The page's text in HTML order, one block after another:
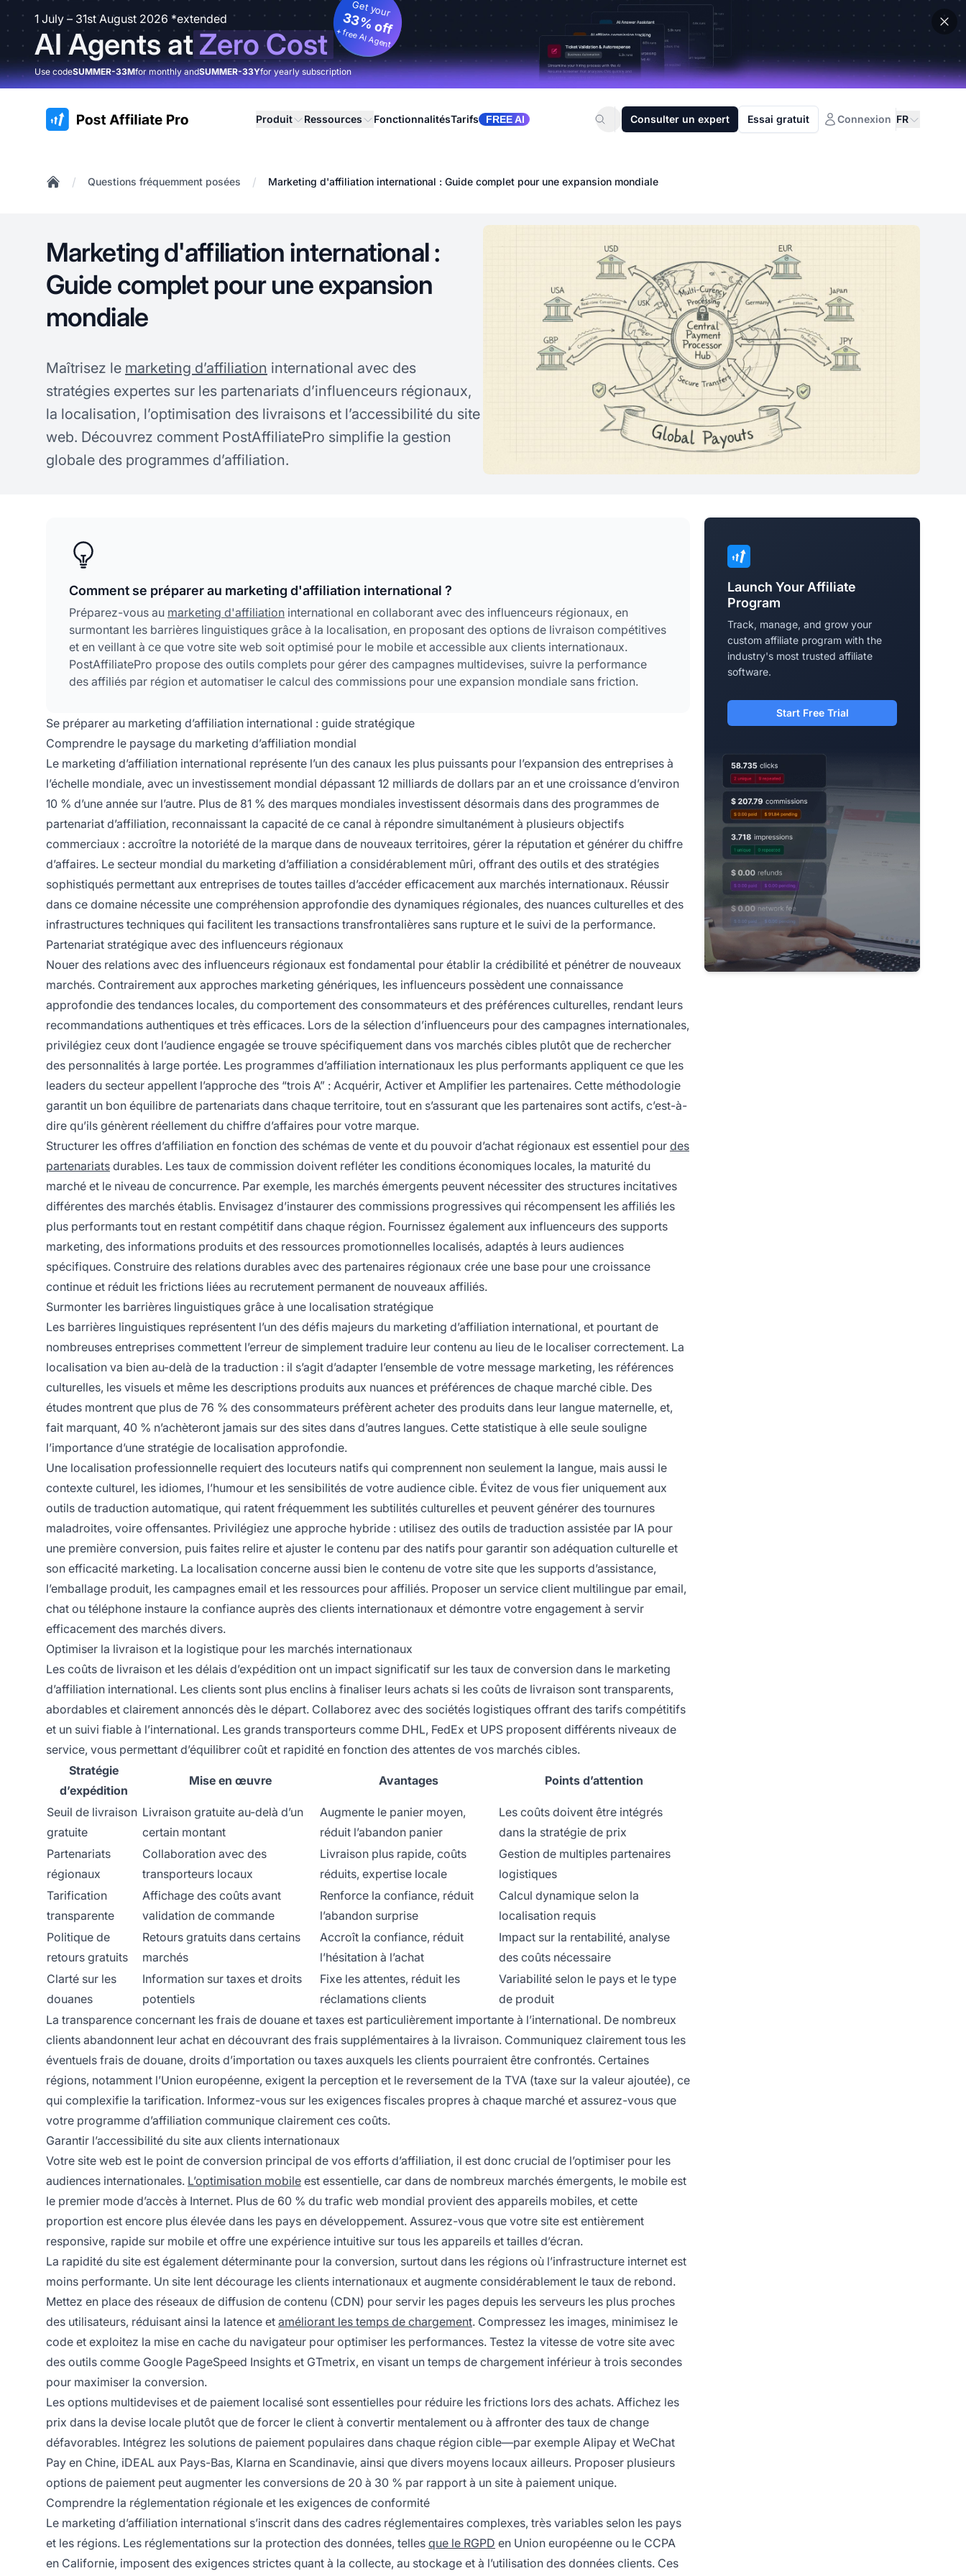
1 July – 31st August 2026 *extended
AI Agents atZero Cost
Get your
33% off
+ free AI Agent
Use codeSUMMER-33Mfor monthly andSUMMER-33Yfor yearly subscription
:site.title Produit Ressources FonctionnalitésTarifs FREE AI Consulter un expert Essai gratuit Connexion FR
/ Questions fréquemment posées / Marketing d'affiliation international : Guide complet pour une expansion mondiale
Marketing d'affiliation international :
Guide complet pour une expansion
mondiale
Maîtrisez le marketing d’affiliation international avec des
stratégies expertes sur les partenariats d’influenceurs régionaux,
la localisation, l’optimisation des livraisons et l’accessibilité du site
web. Découvrez comment PostAffiliatePro simplifie la gestion
globale des programmes d’affiliation.
Comment se préparer au marketing d'affiliation international ?
Préparez-vous au marketing d'affiliation international en collaborant avec des influenceurs régionaux, en
surmontant les barrières linguistiques grâce à la localisation, en proposant des options de livraison compétitives
et en veillant à ce que votre site web soit optimisé pour le mobile et accessible aux clients internationaux.
PostAffiliatePro propose des outils complets pour gérer des campagnes multidevises, suivre la performance
des affiliés par région et automatiser le calcul des commissions pour une expansion mondiale sans friction.
Se préparer au marketing d’affiliation international : guide stratégique
Comprendre le paysage du marketing d’affiliation mondial
Le marketing d’affiliation international représente l’un des canaux les plus puissants pour l’expansion des entreprises à
l’échelle mondiale, avec un investissement mondial dépassant 12 milliards de dollars par an et une croissance d’environ
10 % d’une année sur l’autre. Plus de 81 % des marques mondiales investissent désormais dans des programmes de
partenariat d’affiliation, reconnaissant la capacité de ce canal à répondre simultanément à plusieurs objectifs
commerciaux : accroître la notoriété de la marque dans de nouveaux territoires, gérer la réputation et générer du chiffre
d’affaires. Le secteur mondial du marketing d’affiliation a considérablement mûri, offrant des outils et des stratégies
sophistiqués permettant aux entreprises de toutes tailles d’accéder efficacement aux marchés internationaux. Réussir
dans ce domaine nécessite une compréhension approfondie des dynamiques régionales, des nuances culturelles et des
infrastructures techniques qui facilitent les transactions transfrontalières sans rupture et le suivi de la performance.
Partenariat stratégique avec des influenceurs régionaux
Nouer des relations avec des influenceurs régionaux est fondamental pour établir la crédibilité et pénétrer de nouveaux
marchés. Contrairement aux approches marketing génériques, les influenceurs possèdent une connaissance
approfondie des tendances locales, du comportement des consommateurs et des préférences culturelles, rendant leurs
recommandations authentiques et très efficaces. Lors de la sélection d’influenceurs pour des campagnes internationales,
privilégiez ceux dont l’audience engagée se trouve spécifiquement dans vos marchés cibles plutôt que de rechercher
des personnalités à large portée. Les programmes d’affiliation internationaux les plus performants appliquent ce que les
leaders du secteur appellent l’approche des “trois A” : Acquérir, Activer et Amplifier les partenaires. Cette méthodologie
garantit un bon équilibre de partenariats dans chaque territoire, tout en s’assurant que les partenaires sont actifs, c’est-à-
dire qu’ils génèrent réellement du chiffre d’affaires pour votre marque.
Structurer les offres d’affiliation en fonction des schémas de vente et du pouvoir d’achat régionaux est essentiel pour des
partenariats durables. Les taux de commission doivent refléter les conditions économiques locales, la maturité du
marché et le niveau de concurrence. Par exemple, les marchés émergents peuvent nécessiter des structures incitatives
différentes des marchés établis. Envisagez d’instaurer des commissions progressives qui récompensent les affiliés les
plus performants tout en restant compétitif dans chaque région. Fournissez également aux influenceurs des supports
marketing, des informations produits et des ressources promotionnelles localisés, adaptés à leurs audiences
spécifiques. Construire des relations durables avec des partenaires régionaux crée une base pour une croissance
continue et réduit les frictions liées au recrutement permanent de nouveaux affiliés.
Surmonter les barrières linguistiques grâce à une localisation stratégique
Les barrières linguistiques représentent l’un des défis majeurs du marketing d’affiliation international, et pourtant de
nombreuses entreprises commettent l’erreur de simplement traduire leur contenu au lieu de le localiser correctement. La
localisation va bien au-delà de la traduction : il s’agit d’adapter l’ensemble de votre message marketing, les références
culturelles, les visuels et même les descriptions produits aux nuances et préférences de chaque marché cible. Des
études montrent que plus de 76 % des consommateurs préfèrent acheter des produits dans leur langue maternelle, et,
fait marquant, 40 % n’achèteront jamais sur des sites dans d’autres langues. Cette statistique à elle seule souligne
l’importance d’une stratégie de localisation approfondie.
Une localisation professionnelle requiert des locuteurs natifs qui comprennent non seulement la langue, mais aussi le
contexte culturel, les idiomes, l’humour et les sensibilités de votre audience cible. Évitez de vous fier uniquement aux
outils de traduction automatique, qui ratent fréquemment les subtilités culturelles et peuvent générer des tournures
maladroites, voire offensantes. Privilégiez une approche hybride : utilisez des outils de traduction assistée par IA pour
une première conversion, puis faites relire et ajuster le contenu par des natifs pour garantir son adéquation culturelle et
son efficacité marketing. La localisation concerne aussi bien le contenu de votre site que les supports d’assistance,
l’emballage produit, les campagnes email et les ressources pour affiliés. Proposer un service client multilingue par email,
chat ou téléphone instaure la confiance auprès des clients internationaux et démontre votre engagement à servir
efficacement des marchés divers.
Optimiser la livraison et la logistique pour les marchés internationaux
Les coûts de livraison et les délais d’expédition ont un impact significatif sur les taux de conversion dans le marketing
d’affiliation international. Les clients sont plus enclins à finaliser leurs achats si les coûts de livraison sont transparents,
abordables et clairement annoncés dès le départ. Collaborez avec des sociétés logistiques offrant des tarifs compétitifs
et un suivi fiable à l’international. Les grands transporteurs comme DHL, FedEx et UPS proposent différents niveaux de
service, vous permettant d’équilibrer coût et rapidité en fonction des attentes de vos marchés cibles.
Stratégie
d’expédition
Mise en œuvre Avantages Points d’attention
Seuil de livraison
gratuite
Livraison gratuite au-delà d’un
certain montant
Augmente le panier moyen,
réduit l’abandon panier
Les coûts doivent être intégrés
dans la stratégie de prix
Partenariats
régionaux
Collaboration avec des
transporteurs locaux
Livraison plus rapide, coûts
réduits, expertise locale
Gestion de multiples partenaires
logistiques
Tarification
transparente
Affichage des coûts avant
validation de commande
Renforce la confiance, réduit
l’abandon surprise
Calcul dynamique selon la
localisation requis
Politique de
retours gratuits
Retours gratuits dans certains
marchés
Accroît la confiance, réduit
l’hésitation à l’achat
Impact sur la rentabilité, analyse
des coûts nécessaire
Clarté sur les
douanes
Information sur taxes et droits
potentiels
Fixe les attentes, réduit les
réclamations clients
Variabilité selon le pays et le type
de produit
La transparence concernant les frais de douane et taxes est particulièrement importante à l’international. De nombreux
clients abandonnent leur achat en découvrant des frais supplémentaires à la livraison. Communiquez clairement tous les
éventuels frais de douane, droits d’importation ou taxes auxquels les clients pourraient être confrontés. Certaines
régions, notamment l’Union européenne, exigent la perception et le reversement de la TVA (taxe sur la valeur ajoutée), ce
qui complexifie la tarification. Informez-vous sur les exigences fiscales propres à chaque marché et assurez-vous que
votre programme d’affiliation communique clairement ces coûts.
Garantir l’accessibilité du site aux clients internationaux
Votre site web est le point de conversion principal de vos efforts d’affiliation, il est donc crucial de l’optimiser pour les
audiences internationales. L’optimisation mobile est essentielle, car dans de nombreux marchés émergents, le mobile est
le premier mode d’accès à Internet. Plus de 60 % du trafic web mondial provient des appareils mobiles, et cette
proportion est encore plus élevée dans les pays en développement. Assurez-vous que votre site est entièrement
responsive, rapide sur mobile et offre une expérience intuitive sur tous les appareils et tailles d’écran.
La rapidité du site est également déterminante pour la conversion, surtout dans les régions où l’infrastructure internet est
moins performante. Un site lent décourage les clients internationaux et augmente considérablement le taux de rebond.
Mettez en place des réseaux de diffusion de contenu (CDN) pour servir les pages depuis les serveurs les plus proches
des utilisateurs, réduisant ainsi la latence et améliorant les temps de chargement. Compressez les images, minimisez le
code et exploitez la mise en cache du navigateur pour optimiser les performances. Testez la vitesse de votre site avec
des outils comme Google PageSpeed Insights et GTmetrix, en visant un temps de chargement inférieur à trois secondes
pour maximiser la conversion.
Les options multidevises et de paiement localisé sont essentielles pour réduire les frictions lors des achats. Affichez les
prix dans la devise locale plutôt que de forcer le client à convertir mentalement ou à affronter des taux de change
défavorables. Intégrez les solutions de paiement populaires dans chaque région cible—par exemple Alipay et WeChat
Pay en Chine, iDEAL aux Pays-Bas, Klarna en Scandinavie, ainsi que divers moyens locaux ailleurs. Proposer plusieurs
options de paiement peut augmenter les conversions de 20 à 30 % par rapport à un site à paiement unique.
Comprendre la réglementation régionale et les exigences de conformité
Le marketing d’affiliation international s’inscrit dans des cadres réglementaires complexes, très variables selon les pays
et les régions. Les réglementations sur la protection des données, telles que le RGPD en Union européenne ou le CCPA
en Californie, imposent des exigences strictes quant à la collecte, au stockage et à l’utilisation des données clients. Ces
Launch Your Affiliate
Program
Track, manage, and grow your
custom affiliate program with the
industry's most trusted affiliate
software.
Start Free Trial